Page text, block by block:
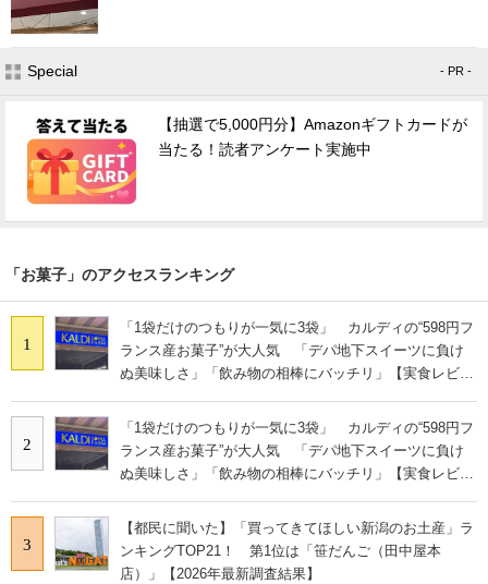
Special - PR -
【抽選で5,000円分】Amazonギフトカードが
当たる！読者アンケート実施中
「お菓子」のアクセスランキング
1
「1袋だけのつもりが一気に3袋」 カルディの“598円フ
ランス産お菓子”が大人気 「デパ地下スイーツに負け
ぬ美味しさ」「飲み物の相棒にバッチリ」【実食レビュ
2
「1袋だけのつもりが一気に3袋」 カルディの“598円フ
ランス産お菓子”が大人気 「デパ地下スイーツに負け
ぬ美味しさ」「飲み物の相棒にバッチリ」【実食レビュ
3
【都民に聞いた】「買ってきてほしい新潟のお土産」ラ
ンキングTOP21！ 第1位は「笹だんご（田中屋本
店）」【2026年最新調査結果】